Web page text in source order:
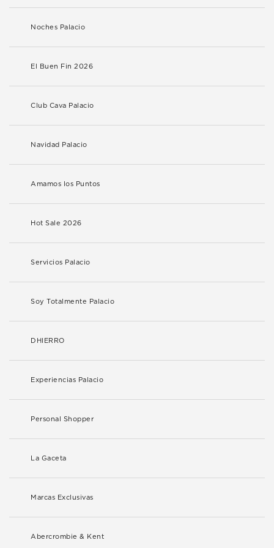
Noches Palacio
El Buen Fin 2026
Club Cava Palacio
Navidad Palacio
Amamos los Puntos
Hot Sale 2026
Servicios Palacio
Soy Totalmente Palacio
DHIERRO
Experiencias Palacio
Personal Shopper
La Gaceta
Marcas Exclusivas
Abercrombie & Kent